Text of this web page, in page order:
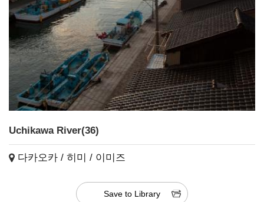
Uchikawa River(36)
다카오카 / 히미 / 이미즈
Save to Library